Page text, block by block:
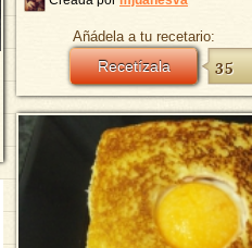
Añádela a tu recetario:
Recetízala 35